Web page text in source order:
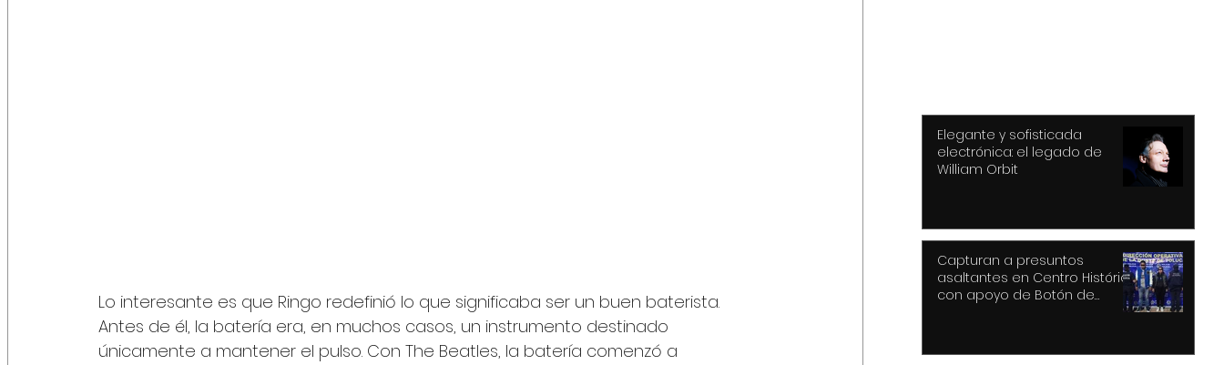
Lo interesante es que Ringo redefinió lo que significaba ser un buen baterista.
Antes de él, la batería era, en muchos casos, un instrumento destinado
únicamente a mantener el pulso. Con The Beatles, la batería comenzó a
Elegante y sofisticada
electrónica: el legado de
William Orbit
Capturan a presuntos
asaltantes en Centro Histórico
con apoyo de Botón de